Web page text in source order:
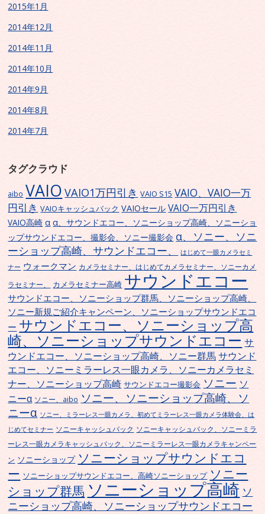
2015年1月
2014年12月
2014年11月
2014年10月
2014年9月
2014年8月
2014年7月
タグクラウド
aibo VAIO VAIO1万円引き VAIO S15 VAIO、VAIO一万
円引き VAIOキャッシュバック VAIOセール VAIO一万円引き
VAIO高崎 α α、サウンドエコー、ソニーショップ高崎、ソニーショ
ップサウンドエコー、撮影会、ソニー撮影会 α、ソニー、ソニ
ーショップ高崎、サウンドエコー、
はじめて一眼カメラセミ
ナー ウォークマン カメラセミナー、はじめてカメラセミナー、ソニーカメ
ラセミナー、
カメラセミナー高崎 サウンドエコー
サウンドエコー、ソニーショップ群馬、ソニーショップ高崎、
ソニー新規ご紹介キャンペーン、ソニーショップサウンドエコ
ー サウンドエコー、ソニーショップ高
崎、ソニーショップサウンドエコー サ
ウンドエコー、ソニーショップ高崎、ソニー群馬 サウンド
エコー、ソニーミラーレス一眼カメラ、ソニーカメラセミ
ナー、ソニーショップ高崎 サウンドエコー撮影会 ソニー ソ
ニーα ソニー、aibo ソニー、ソニーショップ高崎、ソ
ニーα ソニー、ミラーレス一眼カメラ、初めてミラーレス一眼カメラ体験会、は
じめてセミナー ソニーキャッシュバック ソニーキャッシュバック、ソニーミラ
ーレス一眼カメラキャッシュバック、ソニーミラーレス一眼カメラキャンペー
ン ソニーショップ ソニーショップサウンドエコ
ー ソニーショップサウンドエコー、高崎ソニーショップ ソニー
ショップ群馬 ソニーショップ高崎 ソ
ニーショップ高崎、ソニーショップサウンドエコー